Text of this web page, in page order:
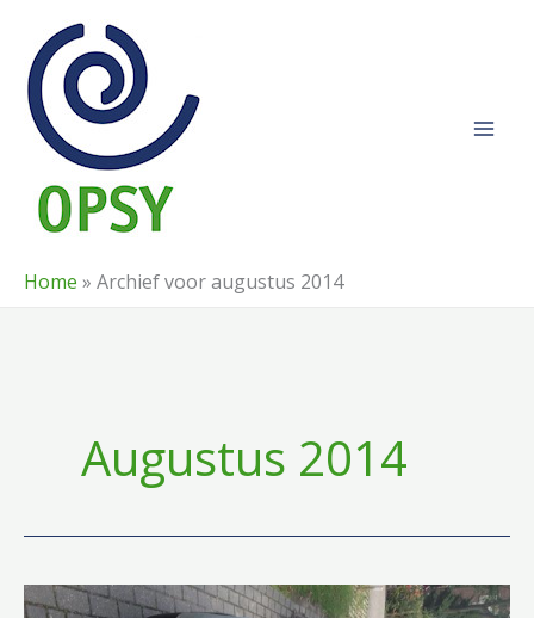
naar
inhoud
Home » Archief voor augustus 2014
Augustus 2014